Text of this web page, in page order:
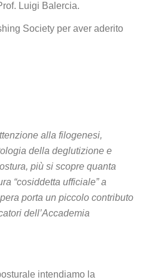
Luigi Balercia.
Society per aver aderito
alla filogenesi,
della deglutizione e
più si scopre quanta
“cosiddetta ufficiale” a
porta un piccolo contributo
dell’Accademia
intendiamo la